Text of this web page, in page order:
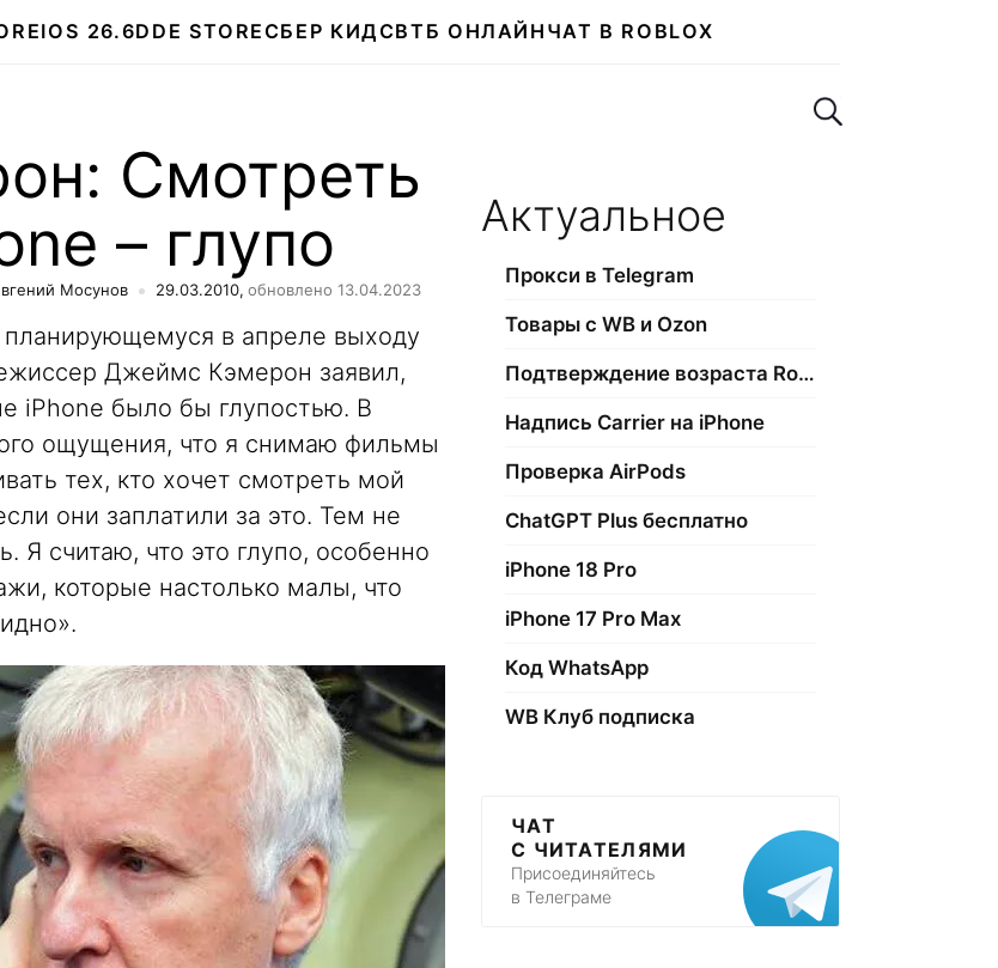
IOS 26.6DDE STORE СБЕР КИДСВТБ ОНЛАЙН ЧАТ В ROBLOX
Поиск по сайту
Смотреть
– глупо
Мосунов 29.03.2010, обновлено 13.04.2023
в апреле выходу
Джеймс Кэмерон заявил,
iPhone было бы глупостью. В
ощущения, что я снимаю фильмы
тех, кто хочет смотреть мой
они заплатили за это. Тем не
Я считаю, что это глупо, особенно
которые настолько малы, что
Актуальное
Прокси в Telegram
Товары с WB и Ozon
Подтверждение возраста Roblox
Надпись Carrier на iPhone
Проверка AirPods
ChatGPT Plus бесплатно
iPhone 18 Pro
iPhone 17 Pro Max
Код WhatsApp
WB Клуб подписка
ЧАТ
С ЧИТАТЕЛЯМИ
Присоединяйтесь
в Телеграме